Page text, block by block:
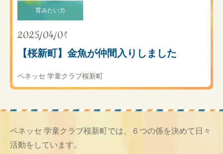
育みたい力
2025/04/01
【桜新町】金魚が仲間入りしました
ベネッセ 学童クラブ桜新町
ベネッセ 学童クラブ桜新町では、６つの係を決めて日々
活動をしています。